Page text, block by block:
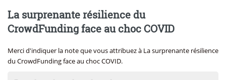
La surprenante résilience du
CrowdFunding face au choc COVID
Merci d'indiquer la note que vous attribuez à La surprenante résilience
du CrowdFunding face au choc COVID.